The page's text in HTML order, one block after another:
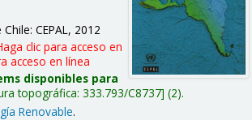
CEPAL, 2012
clic para acceso en
acceso en línea
disponibles para
topográfica: 333.793/C8737 (2).
Renovable.